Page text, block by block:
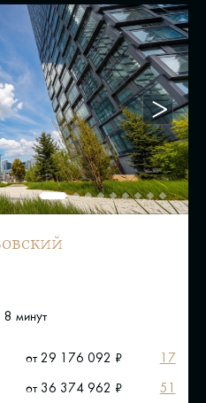
минут
от 29 176 092 ₽
17
от 36 374 962 ₽
51